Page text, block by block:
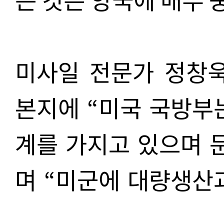
미사일 전문가 정창
본지에 “미국 국방
계를 가지고 있으며
며 “미군에 대량생